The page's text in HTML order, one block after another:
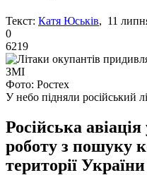
Текст: Катя Юськів, 11
0
6219
Фото: Ростех
У небо підняли російський
Російська
роботу з пошуку
території